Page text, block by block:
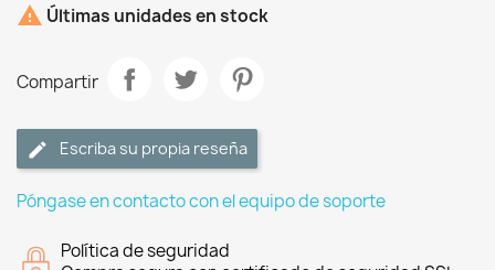
 Últimas unidades en stock
Compartir
Escriba su propia reseña
Póngase en contacto con el equipo de soporte
Política de seguridad